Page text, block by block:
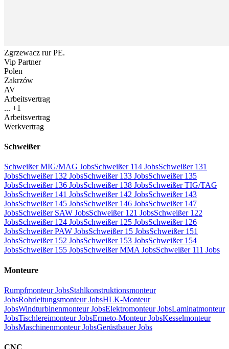
Zgrzewacz rur PE.
Vip Partner
Polen
Zakrzów
AV
Arbeitsvertrag
... +1
Arbeitsvertrag
Werkvertrag
Schweißer
Schweißer MIG/MAG JobsSchweißer 114 JobsSchweißer 131
JobsSchweißer 132 JobsSchweißer 133 JobsSchweißer 135
JobsSchweißer 136 JobsSchweißer 138 JobsSchweißer TIG/TAG
JobsSchweißer 141 JobsSchweißer 142 JobsSchweißer 143
JobsSchweißer 145 JobsSchweißer 146 JobsSchweißer 147
JobsSchweißer SAW JobsSchweißer 121 JobsSchweißer 122
JobsSchweißer 124 JobsSchweißer 125 JobsSchweißer 126
JobsSchweißer PAW JobsSchweißer 15 JobsSchweißer 151
JobsSchweißer 152 JobsSchweißer 153 JobsSchweißer 154
JobsSchweißer 155 JobsSchweißer MMA JobsSchweißer 111 Jobs
Monteure
Rumpfmonteur JobsStahlkonstruktionsmonteur
JobsRohrleitungsmonteur JobsHLK-Monteur
JobsWindturbinenmonteur JobsElektromonteur JobsLaminatmonteur
JobsTischlereimonteur JobsErmeto-Monteur JobsKesselmonteur
JobsMaschinenmonteur JobsGerüstbauer Jobs
CNC